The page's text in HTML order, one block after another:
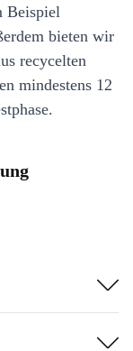
Beispiel
bieten wir
recycelten
mindestens 12